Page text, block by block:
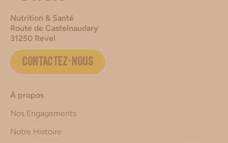
Nutrition & Santé
Route de Castelnaudary
31250 Revel
CONTACTEZ-NOUS
À propos
Nos Engagements
Notre Histoire